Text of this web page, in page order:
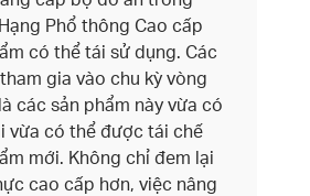
Phổ thông Cao cấp
có thể tái sử dụng. Các
gia vào chu kỳ vòng
các sản phẩm này vừa có
vừa có thể được tái chế
mới. Không chỉ đem lại
cao cấp hơn, việc nâng